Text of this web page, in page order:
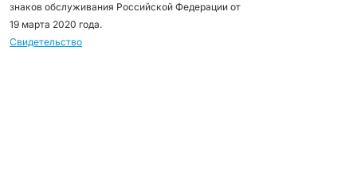
знаков обслуживания Российской Федерации от
19 марта 2020 года.
Свидетельство